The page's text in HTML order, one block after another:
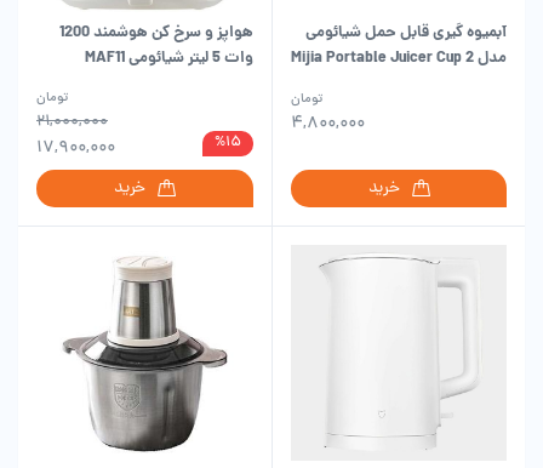
آبمیوه گیری قابل حمل شیائومی
مدل Mijia Portable Juicer Cup 2
۴,۸۰۰,۰۰۰
تومان
خرید
هواپز و سرخ کن هوشمند 1200
وات 5 لیتر شیائومی MAF11
۲۱,۰۰۰,۰۰۰
تومان
۱۷,۹۰۰,۰۰۰ %۱۵
خرید